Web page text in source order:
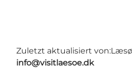
Zuletzt aktualisiert von:
info@visitlaesoe.dk